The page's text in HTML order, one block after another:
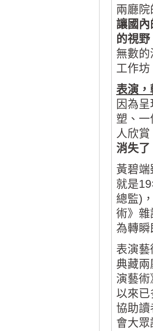
兩廳院
讓國內
的視
無數
工作
表演，
因為
塑、
人欣賞
消失了
黃碧
就是
總監)
術》雜
為轉瞬
表演
典藏兩
演藝
以來
協助
會大